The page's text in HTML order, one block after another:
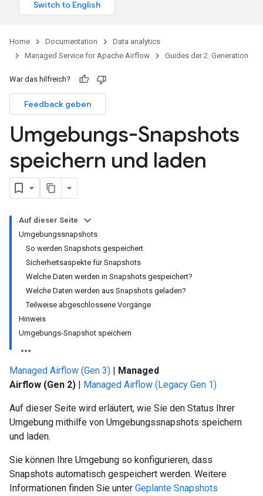
Home Documentation
Data analytics
Managed Service for Apache Airflow
Guides der 2. Generation
War das hilfreich?
Feedback geben
Umgebungs-Snapshots
speichern und laden
Auf dieser Seite
Umgebungssnapshots
So werden Snapshots gespeichert
Sicherheitsaspekte für Snapshots
Welche Daten werden in Snapshots gespeichert?
Welche Daten werden aus Snapshots geladen?
Teilweise abgeschlossene Vorgänge
Hinweis
Umgebungs-Snapshot speichern
Managed Airflow (Gen 3) | Managed
Airflow (Gen 2) | Managed Airflow (Legacy Gen 1)
Auf dieser Seite wird erläutert, wie Sie den Status Ihrer
Umgebung mithilfe von Umgebungssnapshots speichern
und laden.
Sie können Ihre Umgebung so konfigurieren, dass
Snapshots automatisch gespeichert werden. Weitere
Informationen finden Sie unter Geplante Snapshots